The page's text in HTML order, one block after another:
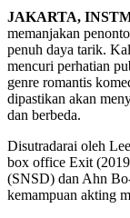
JAKARTA,
memanjakan
penuh daya tarik.
mencuri perhatian
genre romantis
dipastikan akan
dan berbeda.
Disutradarai oleh
box office Exit
(SNSD) dan Ahn
kemampuan akting